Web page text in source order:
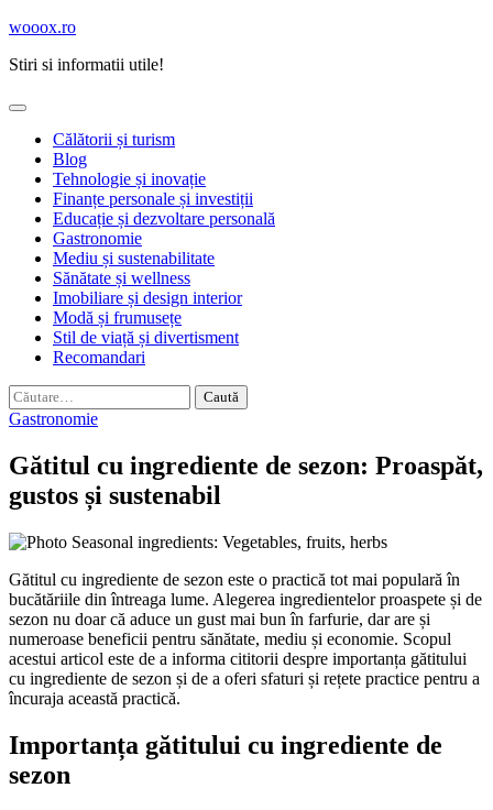
Skip
content
wooox.ro
Stiri si informatii utile!
Călătorii și turism
Blog
Tehnologie și inovație
Finanțe personale și investiții
Educație și dezvoltare personală
Gastronomie
Mediu și sustenabilitate
Sănătate și wellness
Imobiliare și design interior
Modă și frumusețe
Stil de viață și divertisment
Recomandari
Caută
după:
Gastronomie
Gătitul cu ingrediente de sezon: Proaspăt,
gustos și sustenabil
Gătitul cu ingrediente de sezon este o practică tot mai populară în
bucătăriile din întreaga lume. Alegerea ingredientelor proaspete și de
sezon nu doar că aduce un gust mai bun în farfurie, dar are și
numeroase beneficii pentru sănătate, mediu și economie. Scopul
acestui articol este de a informa cititorii despre importanța gătitului
cu ingrediente de sezon și de a oferi sfaturi și rețete practice pentru a
încuraja această practică.
Importanța gătitului cu ingrediente de
sezon